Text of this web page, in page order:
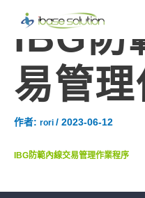
IBG防
易管
作者: rori / 2023-06-12
IBG防範內線交易管理作業程序